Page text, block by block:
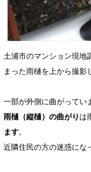
土浦市のマンション現地
まった雨樋を上から撮影
一部が外側に曲がってい
雨樋（縦樋）の曲がり は
ます。
近隣住民の方の迷惑にな